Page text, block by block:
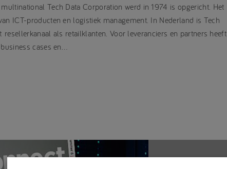
Tech Data Corporation werd in 1974 is opgericht. Het
ICT-producten en logistiek management. In Nederland is Tech
als retailklanten. Voor leveranciers en partners heeft
cases en…